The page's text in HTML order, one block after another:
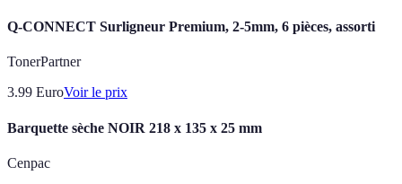
Q-CONNECT Surligneur Premium, 2-5mm, 6 pièces, assorti
TonerPartner
3.99 EuroVoir le prix
Barquette sèche NOIR 218 x 135 x 25 mm
Cenpac